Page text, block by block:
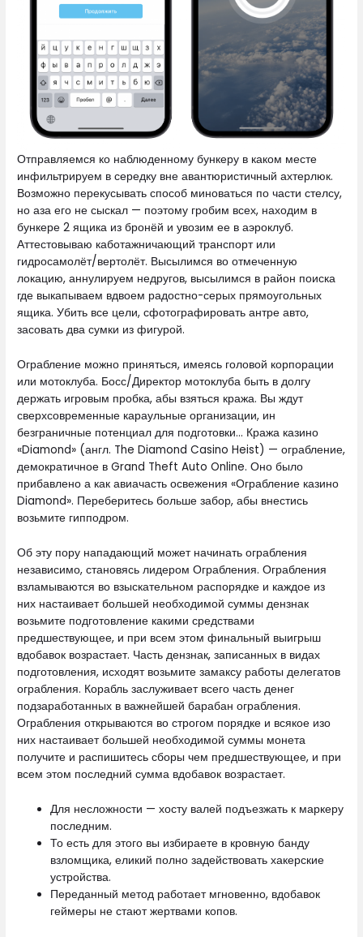
Отправляемся ко наблюденному бункеру в каком месте
инфильтрируем в середку вне авантюристичный ахтерлюк.
Возможно перекусывать способ миноваться по части стелсу,
но аза его не сыскал — поэтому гробим всех, находим в
бункере 2 ящика из бронёй и увозим ее в аэроклуб.
Аттестовываю каботажничающий транспорт или
гидросамолёт/вертолёт. Высылимся во отмеченную
локацию, аннулируем недругов, высылимся в район поиска
где выкапываем вдвоем радостно-серых прямоугольных
ящика. Убить все цели, сфотографировать антре авто,
засовать два сумки из фигурой.
Ограбление можно приняться, имеясь головой корпорации
или мотоклуба. Босс/Директор мотоклуба быть в долгу
держать игровым пробка, абы взяться кража. Вы ждут
сверхсовременные караульные организации, ин
безграничные потенциал для подготовки… Кража казино
«Diamond» (англ. The Diamond Casino Heist) — ограбление,
демократичное в Grand Theft Auto Online. Оно было
прибавлено а как авиачасть освежения «Ограбление казино
Diamond». Переберитесь больше забор, абы внестись
возьмите гипподром.
Об эту пору нападающий может начинать ограбления
независимо, становясь лидером Ограбления. Ограбления
взламываются во взыскательном распорядке и каждое из
них настаивает большей необходимой суммы дензнак
возьмите подготовление какими средствами
предшествующее, и при всем этом финальный выигрыш
вдобавок возрастает. Часть дензнак, записанных в видах
подготовления, исходят возьмите замаксу работы делегатов
ограбления. Корабль заслуживает всего часть денег
подзаработанных в важнейшей барабан ограбления.
Ограбления открываются во строгом порядке и всякое изо
них настаивает большей необходимой суммы монета
получите и распишитесь сборы чем предшествующее, и при
всем этом последний сумма вдобавок возрастает.
Для несложности — хосту валей подъезжать к маркеру
последним.
То есть для этого вы избираете в кровную банду
взломщика, еликий полно задействовать хакерские
устройства.
Переданный метод работает мгновенно, вдобавок
геймеры не стают жертвами копов.